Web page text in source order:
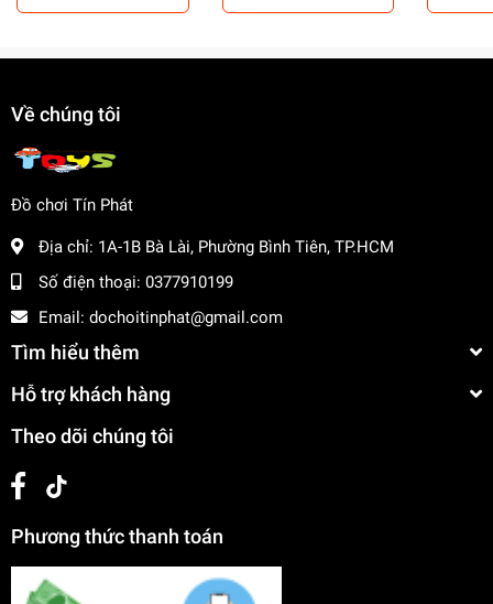
Về chúng tôi
Đồ chơi Tín Phát
Địa chỉ: 1A-1B Bà Lài, Phường Bình Tiên, TP.HCM
Số điện thoại: 0377910199
Email: dochoitinphat@gmail.com
Tìm hiểu thêm
Hỗ trợ khách hàng
Theo dõi chúng tôi
Phương thức thanh toán